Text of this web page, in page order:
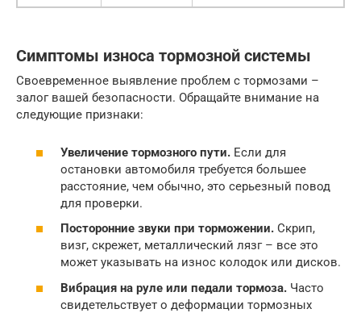
Симптомы износа тормозной системы
Своевременное выявление проблем с тормозами –
залог вашей безопасности. Обращайте внимание на
следующие признаки:
Увеличение тормозного пути. Если для
остановки автомобиля требуется большее
расстояние, чем обычно, это серьезный повод
для проверки.
Посторонние звуки при торможении. Скрип,
визг, скрежет, металлический лязг – все это
может указывать на износ колодок или дисков.
Вибрация на руле или педали тормоза. Часто
свидетельствует о деформации тормозных